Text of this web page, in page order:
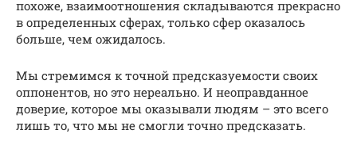
похоже, взаимоотношения складываются прекрасно
в определенных сферах, только сфер оказалось
больше, чем ожидалось.
Мы стремимся к точной предсказуемости своих
оппонентов, но это нереально. И неоправданное
доверие, которое мы оказывали людям – это всего
лишь то, что мы не смогли точно предсказать.